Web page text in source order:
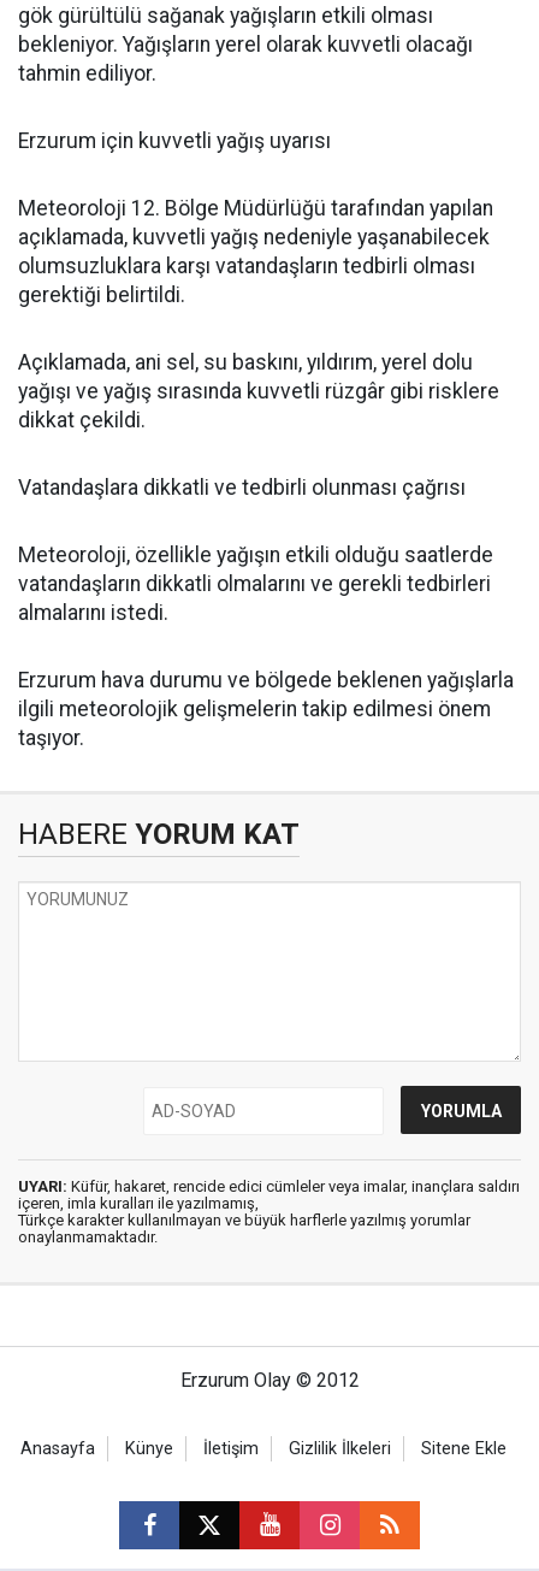
gök gürültülü sağanak yağışların etkili olması
bekleniyor. Yağışların yerel olarak kuvvetli olacağı
tahmin ediliyor.
Erzurum için kuvvetli yağış uyarısı
Meteoroloji 12. Bölge Müdürlüğü tarafından yapılan
açıklamada, kuvvetli yağış nedeniyle yaşanabilecek
olumsuzluklara karşı vatandaşların tedbirli olması
gerektiği belirtildi.
Açıklamada, ani sel, su baskını, yıldırım, yerel dolu
yağışı ve yağış sırasında kuvvetli rüzgâr gibi risklere
dikkat çekildi.
Vatandaşlara dikkatli ve tedbirli olunması çağrısı
Meteoroloji, özellikle yağışın etkili olduğu saatlerde
vatandaşların dikkatli olmalarını ve gerekli tedbirleri
almalarını istedi.
Erzurum hava durumu ve bölgede beklenen yağışlarla
ilgili meteorolojik gelişmelerin takip edilmesi önem
taşıyor.
HABERE YORUM KAT
UYARI: Küfür, hakaret, rencide edici cümleler veya imalar, inançlara saldırı
içeren, imla kuralları ile yazılmamış,
Türkçe karakter kullanılmayan ve büyük harflerle yazılmış yorumlar
onaylanmamaktadır.
Erzurum Olay © 2012
Anasayfa Künye İletişim Gizlilik İlkeleri Sitene Ekle